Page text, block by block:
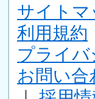
サイトマ
利用規約
プライ
お問い合